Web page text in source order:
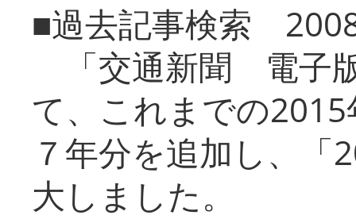
■過去記事検索
「交通新聞 電子
て、これまでの
７年分を追加し、「
大しまし